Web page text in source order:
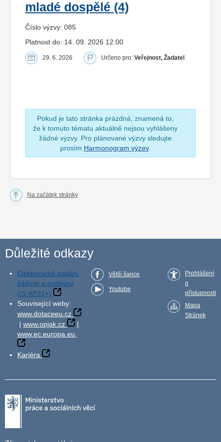
mladé dospělé (4)
Číslo výzvy: 085
Platnost do: 14. 09. 2026 12:00
29. 6. 2026 Určeno pro: Veřejnost, Žadatel
Pokud je tato stránka prázdná, znamená to,
že k tomuto tématu aktuálně nejsou vyhlášeny
žádné výzvy. Pro plánované výzvy sledujte
prosím Harmonogram výzev.
Na začátek stránky
Důležité odkazy
Elektronické podání
žádosti o podporu
(IS KP21+)
Související weby:
www.dotaceeu.cz
| www.opjak.cz
|
www.ec.europa.eu
Kariéra
Větší šance
Youtube
Prohlášení
o
přístupnosti
Mapa
Stránek